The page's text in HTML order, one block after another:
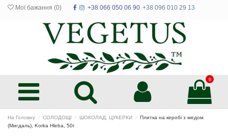
Мої бажання (0) +38 066 050 06 90 +38 096 010 29 13
0
На Головну СОЛОДОЩІ ШОКОЛАД, ЦУКЕРКИ
Плитка на керобі з медом
(Мигдаль), Korka Hleba, 50г